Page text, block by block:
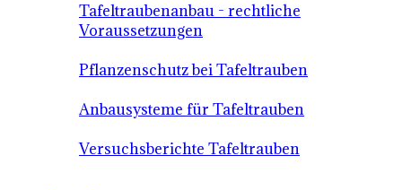
Tafeltraubenanbau - rechtliche
Voraussetzungen
Pflanzenschutz bei Tafeltrauben
Anbausysteme für Tafeltrauben
Versuchsberichte Tafeltrauben